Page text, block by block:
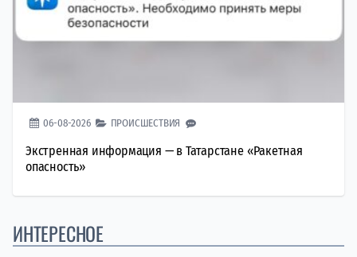
06-08-2026 ПРОИСШЕСТВИЯ
Экстренная информация — в Татарстане «Ракетная
опасность»
ИНТЕРЕСНОЕ